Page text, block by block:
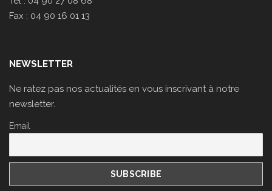
Fax : 04 90 16 01 13
NEWSLETTER
Ne ratez pas nos actualités en vous inscrivant à notre
newsletter.
Email